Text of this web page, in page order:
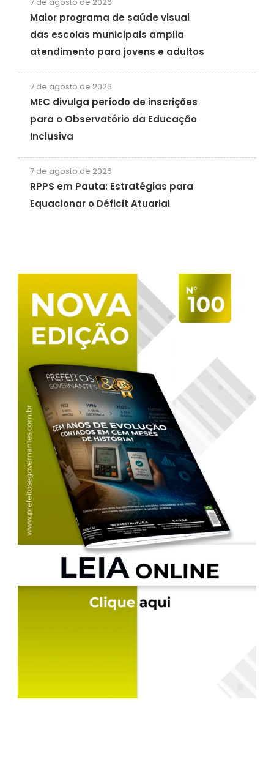
7 de agosto de 2026
Maior programa de saúde visual
das escolas municipais amplia
atendimento para jovens e adultos
7 de agosto de 2026
MEC divulga período de inscrições
para o Observatório da Educação
Inclusiva
7 de agosto de 2026
RPPS em Pauta: Estratégias para
Equacionar o Déficit Atuarial